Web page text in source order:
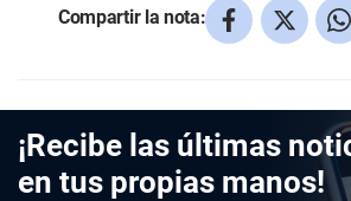
Compartir la nota:
¡Recibe las últimas
en tus propias manos!